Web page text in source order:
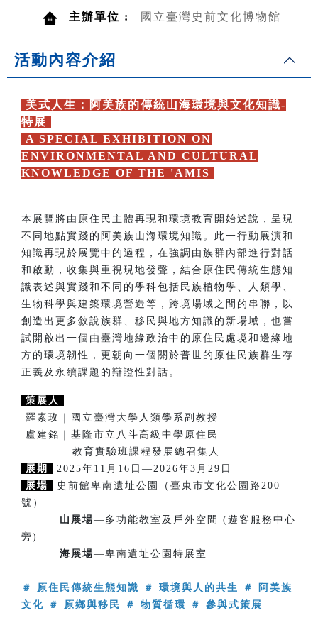
主辦單位 : 國立臺灣史前文化博物館
活動內容介紹
美式人生：阿美族的傳統山海環境與文化知識-
特展
A SPECIAL EXHIBITION ON
ENVIRONMENTAL AND CULTURAL
KNOWLEDGE OF THE 'AMIS
本展覽將由原住民主體再現和環境教育開始述說，呈現
不同地點實踐的阿美族山海環境知識。此一行動展演和
知識再現於展覽中的過程，在強調由族群內部進行對話
和啟動，收集與重視現地發聲，結合原住民傳統生態知
識表述與實踐和不同的學科包括民族植物學、人類學、
生物科學與建築環境營造等，跨境場域之間的串聯，以
創造出更多敘說族群、移民與地方知識的新場域，也嘗
試開啟出一個由臺灣地緣政治中的原住民處境和邊緣地
方的環境韌性，更朝向一個關於普世的原住民族群生存
正義及永續課題的辯證性對話。
策展人
羅素玫｜國立臺灣大學人類學系副教授
盧建銘｜基隆市立八斗高級中學原住民
教育實驗班課程發展總召集人
展期
2025年11月16日—2026年3月29日
展場
史前館卑南遺址公園（臺東市文化公園路200
號）
山展場—多功能教室及戶外空間 (遊客服務中心
旁)
海展場—卑南遺址公園特展室
＃ 原住民傳統生態知識 ＃ 環境與人的共生 ＃ 阿美族
文化 ＃ 原鄉與移民 ＃ 物質循環 ＃ 參與式策展